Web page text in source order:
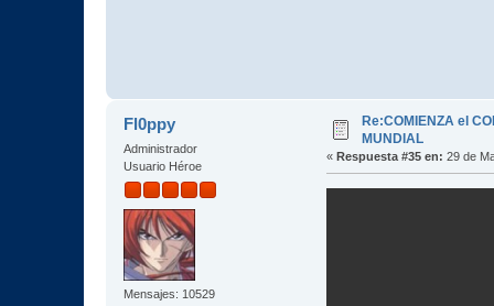
Fl0ppy
Administrador
Usuario Héroe
Mensajes: 10529
Re:COMIENZA el
MUNDIAL
« Respuesta #35 en: 29 de